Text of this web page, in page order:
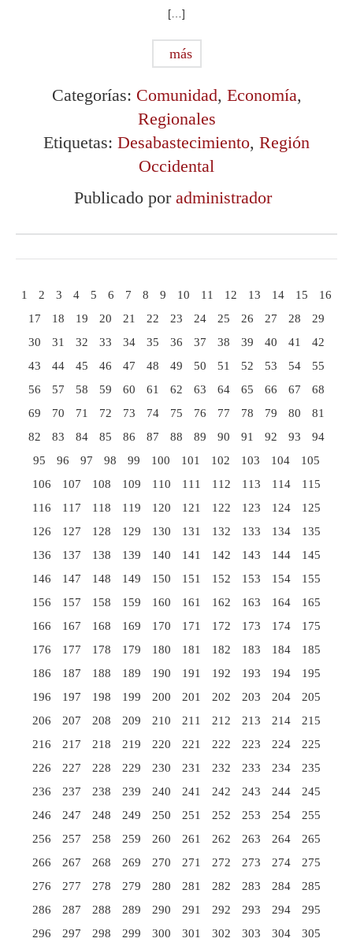
[…]
más
Categorías: Comunidad, Economía,
Regionales
Etiquetas: Desabastecimiento, Región
Occidental
Publicado por administrador
1 2 3 4 5 6 7 8 9 10 11 12 13 14 15
16
17
18 19 20 21 22 23 24 25 26 27 28
29
30
31 32 33 34 35 36 37 38 39 40 41
42
43
44 45 46 47 48 49 50 51 52 53 54
55
56
57 58 59 60 61 62 63 64 65 66 67
68
69
70 71 72 73 74 75 76 77 78 79 80
81
82
83 84 85 86 87 88 89 90 91 92 93
94
95
96 97 98 99 100 101 102 103 104
105
106
107 108 109 110 111 112 113 114
115
116
117 118 119 120 121 122 123 124
125
126
127 128 129 130 131 132 133 134
135
136
137 138 139 140 141 142 143 144
145
146
147 148 149 150 151 152 153 154
155
156
157 158 159 160 161 162 163 164
165
166
167 168 169 170 171 172 173 174
175
176
177 178 179 180 181 182 183 184
185
186
187 188 189 190 191 192 193 194
195
196
197 198 199 200 201 202 203 204
205
206
207 208 209 210 211 212 213 214
215
216
217 218 219 220 221 222 223 224
225
226
227 228 229 230 231 232 233 234
235
236
237 238 239 240 241 242 243 244
245
246
247 248 249 250 251 252 253 254
255
256
257 258 259 260 261 262 263 264
265
266
267 268 269 270 271 272 273 274
275
276
277 278 279 280 281 282 283 284
285
286
287 288 289 290 291 292 293 294
295
296
297 298 299 300 301 302 303 304
305